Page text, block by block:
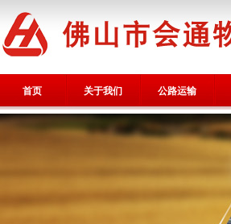
首页 关于我们 公路运输